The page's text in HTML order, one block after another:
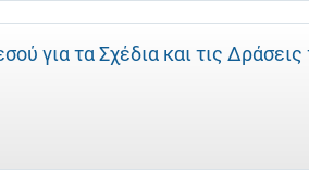
για τα Σχέδια και τις Δράσεις